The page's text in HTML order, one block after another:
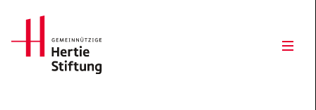
Hertie Stiftung Logo